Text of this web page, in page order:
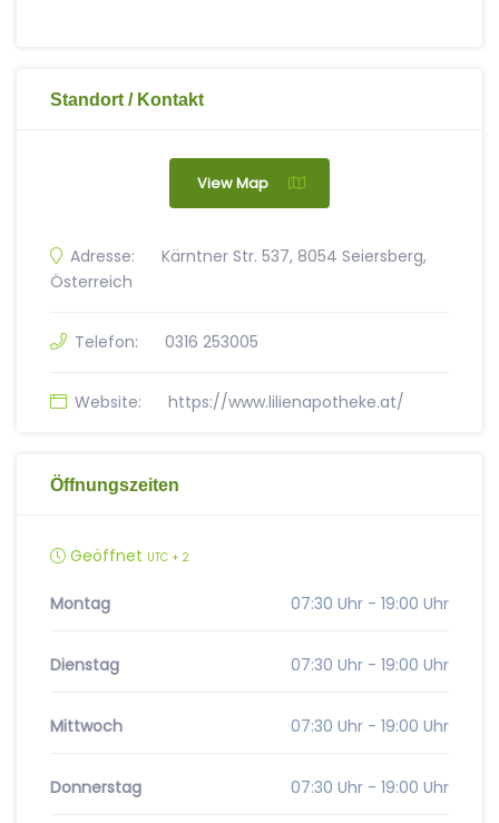
Standort / Kontakt
View Map
Adresse:
Kärntner Str. 537, 8054 Seiersberg,
Österreich
Telefon: 0316 253005
Website: https://www.lilienapotheke.at/
Öffnungszeiten
Geöffnet UTC + 2
Montag 07:30 Uhr - 19:00 Uhr
Dienstag 07:30 Uhr - 19:00 Uhr
Mittwoch 07:30 Uhr - 19:00 Uhr
Donnerstag 07:30 Uhr - 19:00 Uhr